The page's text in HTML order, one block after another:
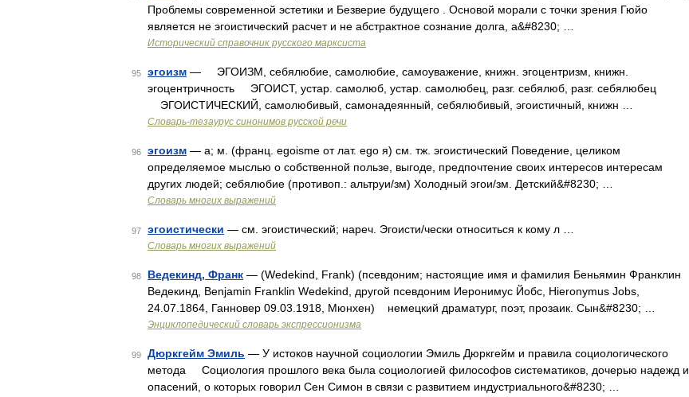
Проблемы современной эстетики и Безверие будущего . Основой морали с точки зрения Гюйо
является не эгоистический расчет и не абстрактное сознание долга, а&#8230; …
Исторический справочник русского марксиста
95 эгоизм — ЭГОИЗМ, себялюбие, самолюбие, самоуважение, книжн. эгоцентризм, книжн.
эгоцентричность ЭГОИСТ, устар. самолюб, устар. самолюбец, разг. себялюб, разг. себялюбец
ЭГОИСТИЧЕСКИЙ, самолюбивый, самонадеянный, себялюбивый, эгоистичный, книжн …
Словарь-тезаурус синонимов русской речи
96 эгоизм — а; м. (франц. egoisme от лат. ego я) см. тж. эгоистический Поведение, целиком
определяемое мыслью о собственной пользе, выгоде, предпочтение своих интересов интересам
других людей; себялюбие (противоп.: альтруи/зм) Холодный эгои/зм. Детский&#8230; …
Словарь многих выражений
97 эгоистически — см. эгоистический; нареч. Эгоисти/чески относиться к кому л …
Словарь многих выражений
98 Ведекинд, Франк — (Wedekind, Frank) (псевдоним; настоящие имя и фамилия Беньямин Франклин
Ведекинд, Benjamin Franklin Wedekind, другой псевдоним Иеронимус Йобс, Hieronymus Jobs,
24.07.1864, Ганновер 09.03.1918, Мюнхен) немецкий драматург, поэт, прозаик. Сын&#8230; …
Энциклопедический словарь экспрессионизма
99 Дюркгейм Эмиль — У истоков научной социологии Эмиль Дюркгейм и правила социологического
метода Социология прошлого века была социологией философов систематиков, дочерью надежд и
опасений, о которых говорил Сен Симон в связи с развитием индустриального&#8230; …